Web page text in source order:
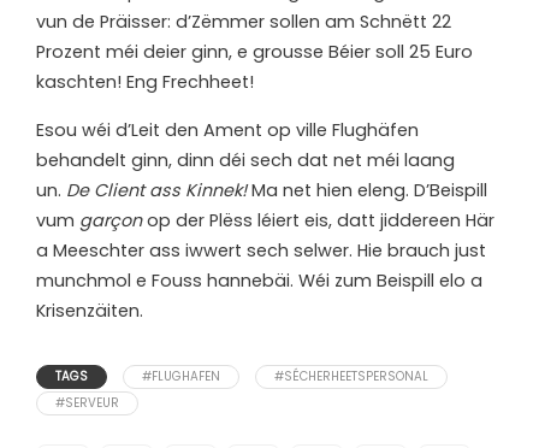
vun de Präisser: d’Zëmmer sollen am Schnëtt 22
Prozent méi deier ginn, e grousse Béier soll 25 Euro
kaschten! Eng Frechheet!
Esou wéi d’Leit den Ament op ville Flughäfen
behandelt ginn, dinn déi sech dat net méi laang
un. De Client ass Kinnek!Ma net hien eleng. D’Beispill
vum garçonop der Plëss léiert eis, datt jiddereen Här
a Meeschter ass iwwert sech selwer. Hie brauch just
munchmol e Fouss hannebäi. Wéi zum Beispill elo a
Krisenzäiten.
TAGS #FLUGHAFEN
#SÉCHERHEETSPERSONAL
#SERVEUR